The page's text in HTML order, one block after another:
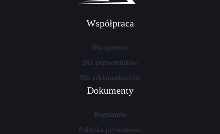
Współpraca
Dla agentów
Dla przewoźników
Dla reklamodawców
Dokumenty
Regulamin
Polityka prywatności